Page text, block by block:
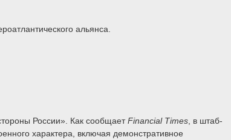
альянса.
России». Как сообщаетFinancial Times , в штаб-
характера, включая демонстративное